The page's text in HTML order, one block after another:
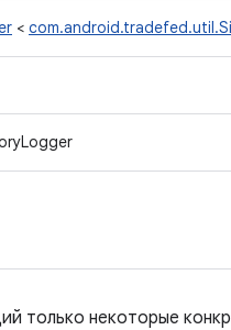
<
только некоторые